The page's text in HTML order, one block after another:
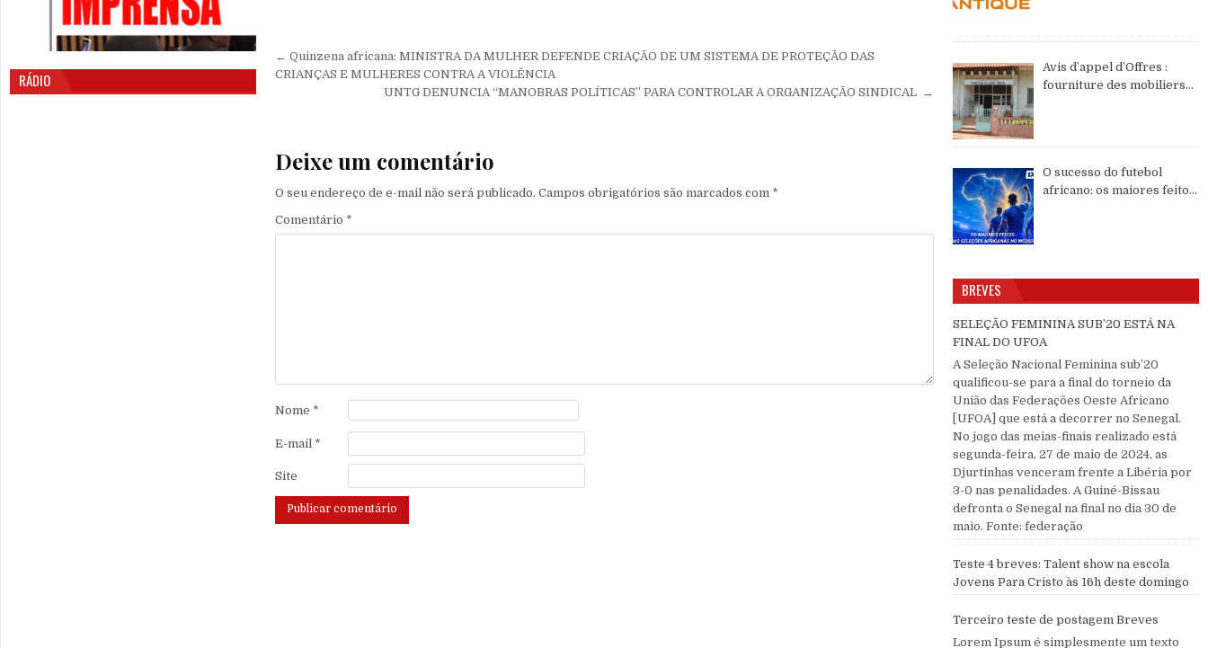
Navegação de Post
← Quinzena africana: MINISTRA DA MULHER DEFENDE CRIAÇÃO DE UM SISTEMA DE PROTEÇÃO DAS
CRIANÇAS E MULHERES CONTRA A VIOLÊNCIA
UNTG DENUNCIA “MANOBRAS POLÍTICAS” PARA CONTROLAR A ORGANIZAÇÃO SINDICAL →
Deixe um comentário
O seu endereço de e-mail não será publicado. Campos obrigatórios são marcados com *
Comentário *
Nome *
E-mail *
Site
RÁDIO
Avis d’appel d’Offres :
fourniture des mobiliers
O sucesso do futebol
africano: os maiores feitos
BREVES
SELEÇÃO FEMININA SUB’20 ESTÁ NA
FINAL DO UFOA
A Seleção Nacional Feminina sub’20
qualificou-se para a final do torneio da
União das Federações Oeste Africano
[UFOA] que está a decorrer no Senegal.
No jogo das meias-finais realizado está
segunda-feira, 27 de maio de 2024, as
Djurtinhas venceram frente a Libéria por
3-0 nas penalidades. A Guiné-Bissau
defronta o Senegal na final no dia 30 de
maio. Fonte: federação
Teste 4 breves: Talent show na escola
Jovens Para Cristo às 16h deste domingo
Terceiro teste de postagem Breves
Lorem Ipsum é simplesmente um texto